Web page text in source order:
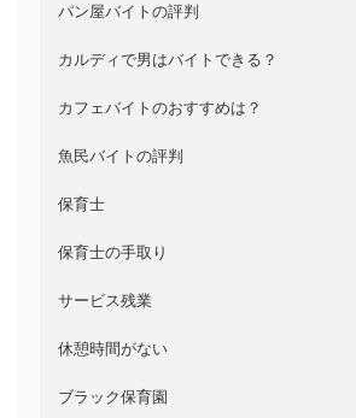
パン屋バイトの評判
カルディで男はバイトできる？
カフェバイトのおすすめは？
魚民バイトの評判
保育士
保育士の手取り
サービス残業
休憩時間がない
ブラック保育園